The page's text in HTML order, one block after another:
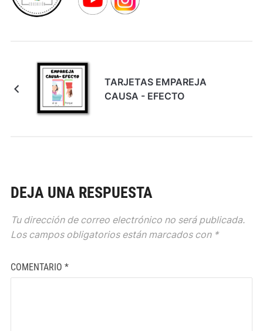
TARJETAS EMPAREJA
CAUSA - EFECTO
DEJA UNA RESPUESTA
Tu dirección de correo electrónico no será publicada.
Los campos obligatorios están marcados con *
COMENTARIO *